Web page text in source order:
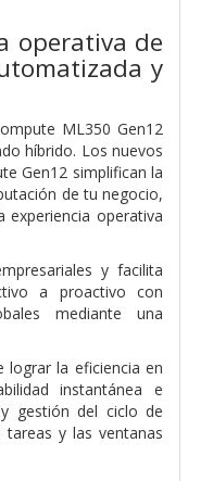
operativa de
y
ML350 Gen12
híbrido. Los nuevos
Gen12 simplifican la
de tu negocio,
operativa
y facilita
a proactivo con
mediante una
la eficiencia en
instantánea e
gestión del ciclo de
y las ventanas